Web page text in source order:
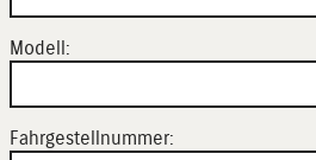
Modell:
Fahrgestellnummer: